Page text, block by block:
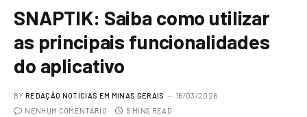
SNAPTIK: Saiba como utilizar
as principais funcionalidades
do aplicativo
BY REDAÇÃO NOTÍCIAS EM MINAS GERAIS
16/03/2026
NENHUM COMENTÁRIO
5 MINS READ